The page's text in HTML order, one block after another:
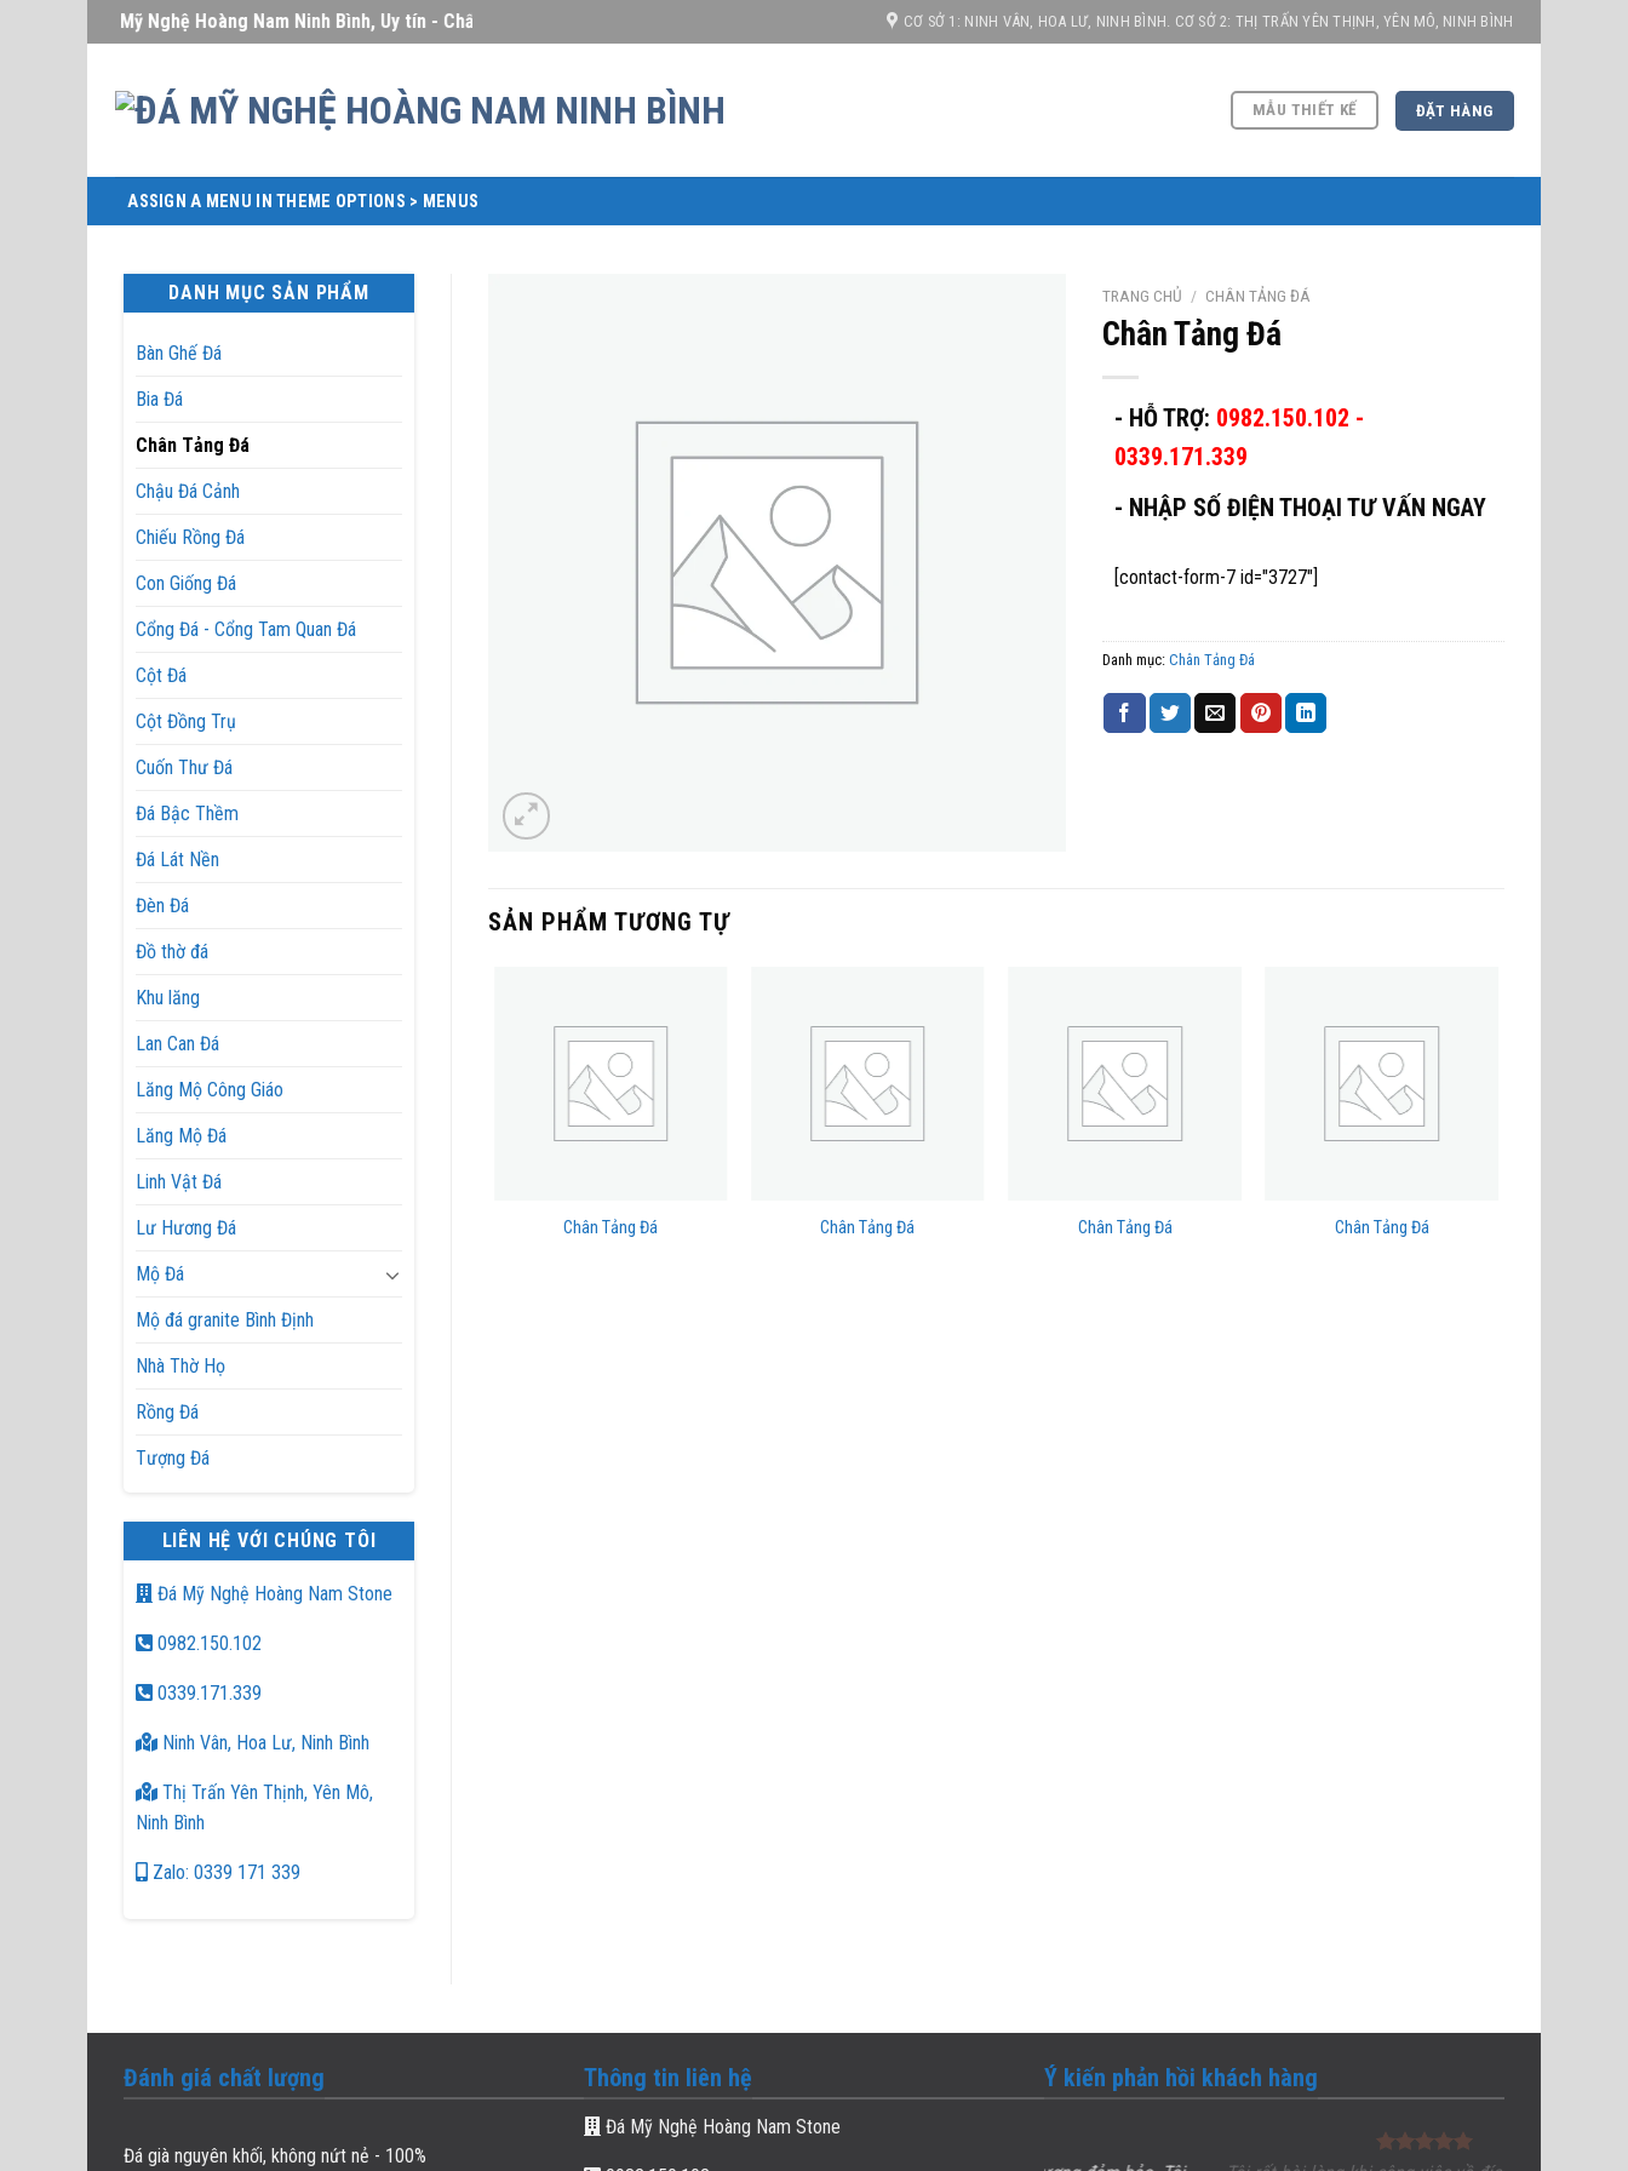
to
Đá Mỹ Nghệ Hoàng Nam Ninh Bình, Uy tín - Chất lượng - Giá cạnh tranh! CƠ SỞ 1: NINH VÂN, HOA LƯ, NINH BÌNH. CƠ SỞ 2: THỊ TRẤN YÊN THỊNH, YÊN MÔ, NINH BÌNH
MẪU THIẾT KẾ ĐẶT HÀNG
ASSIGN A MENU IN THEME OPTIONS > MENUS
DANH MỤC SẢN PHẨM
Bàn Ghế Đá
Bia Đá
Chân Tảng Đá
Chậu Đá Cảnh
Chiếu Rồng Đá
Con Giống Đá
Cổng Đá - Cổng Tam Quan Đá
Cột Đá
Cột Đồng Trụ
Cuốn Thư Đá
Đá Bậc Thềm
Đá Lát Nền
Đèn Đá
Đồ thờ đá
Khu lăng
Lan Can Đá
Lăng Mộ Công Giáo
Lăng Mộ Đá
Linh Vật Đá
Lư Hương Đá
Mộ Đá
Mộ đá granite Bình Định
Nhà Thờ Họ
Rồng Đá
Tượng Đá
LIÊN HỆ VỚI CHÚNG TÔI
Đá Mỹ Nghệ Hoàng Nam Stone
0982.150.102
0339.171.339
Ninh Vân, Hoa Lư, Ninh Bình
Thị Trấn Yên Thịnh, Yên Mô,
Ninh Bình
Zalo: 0339 171 339
TRANG CHỦ / CHÂN TẢNG ĐÁ
Chân Tảng Đá
- HỖ TRỢ: 0982.150.102 -
0339.171.339
- NHẬP SỐ ĐIỆN THOẠI TƯ VẤN NGAY
[contact-form-7 id="3727"]
Danh mục: Chân Tảng Đá
SẢN PHẨM TƯƠNG TỰ
Chân Tảng Đá Chân Tảng Đá Chân Tảng Đá Chân Tảng Đá
Chân Tảng Đá
Đánh giá chất lượng
Đá già nguyên khối, không nứt nẻ - 100%
Thông tin liên hệ
Đá Mỹ Nghệ Hoàng Nam Stone
Ý kiến phản hồi khách hàng